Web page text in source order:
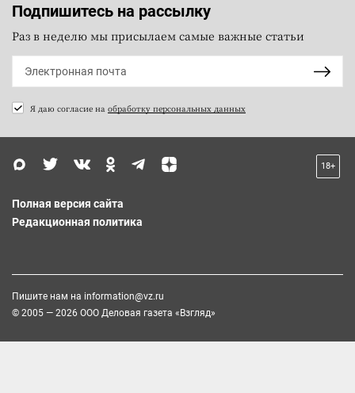
Подпишитесь на рассылку
Раз в неделю мы присылаем самые важные статьи
Я даю согласие на обработку персональных данных
18+
Полная версия сайта
Редакционная политика
Пишите нам на information@vz.ru
© 2005 — 2026 ООО Деловая газета «Взгляд»